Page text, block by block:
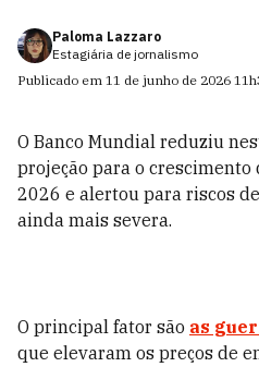
Paloma Lazzaro
Estagiária de jornalismo
Publicado em 11 de junho de 2026
O Banco Mundial reduziu
projeção para o
2026 e alertou para riscos
ainda mais severa.
O principal fator são as
que elevaram os preços de